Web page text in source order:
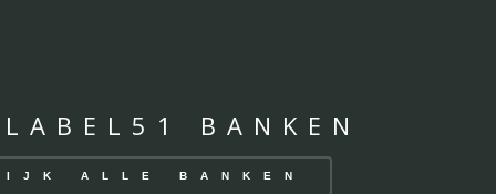
BANKEN
ALLE BANKEN